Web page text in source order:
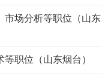
市场分析等职位（山东
职位（山东烟台）